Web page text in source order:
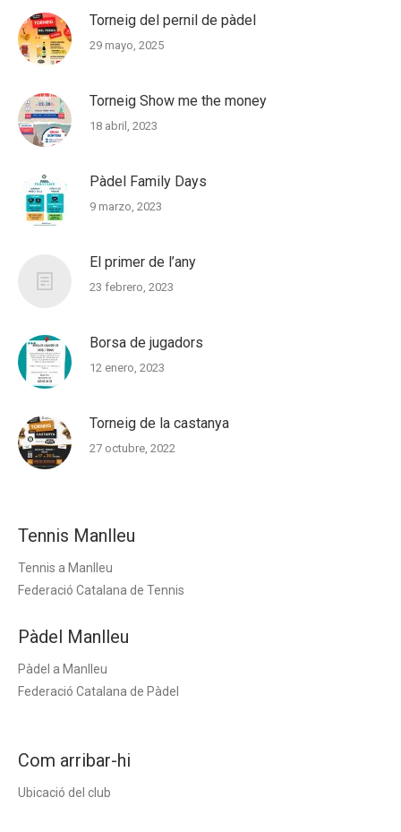
Torneig del pernil de pàdel
29 mayo, 2025
Torneig Show me the money
18 abril, 2023
Pàdel Family Days
9 marzo, 2023
El primer de l’any
23 febrero, 2023
Borsa de jugadors
12 enero, 2023
Torneig de la castanya
27 octubre, 2022
Tennis Manlleu
Tennis a Manlleu
Federació Catalana de Tennis
Pàdel Manlleu
Pàdel a Manlleu
Federació Catalana de Pàdel
Com arribar-hi
Ubicació del club